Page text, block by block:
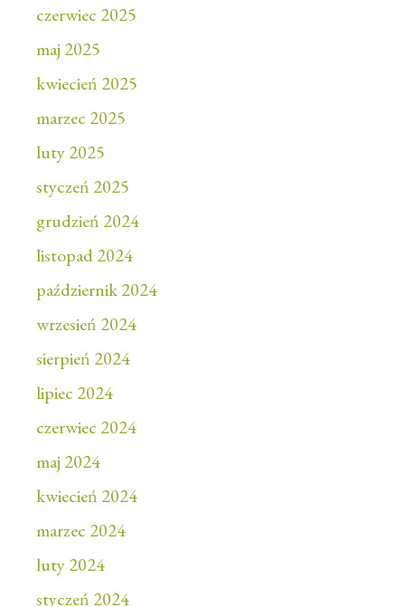
czerwiec 2025
maj 2025
kwiecień 2025
marzec 2025
luty 2025
styczeń 2025
grudzień 2024
listopad 2024
październik 2024
wrzesień 2024
sierpień 2024
lipiec 2024
czerwiec 2024
maj 2024
kwiecień 2024
marzec 2024
luty 2024
styczeń 2024